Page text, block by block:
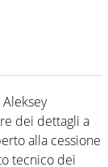
dei dettagli a
alla cessione
tecnico dei